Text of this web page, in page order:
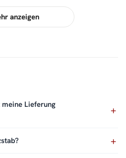
anzeigen
Lieferung